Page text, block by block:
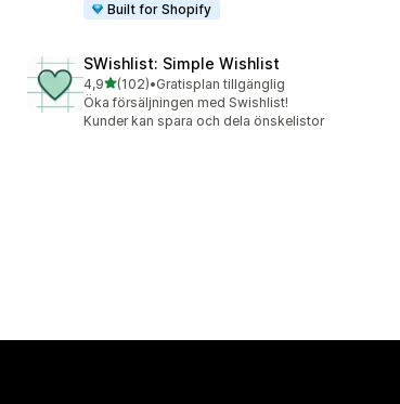
Built for Shopify
SWishlist: Simple Wishlist
4,9av 5 stjärnor
(102)
102 recensioner totalt
•Gratisplan tillgänglig
Öka försäljningen med Swishlist!
Kunder kan spara och dela önskelistor